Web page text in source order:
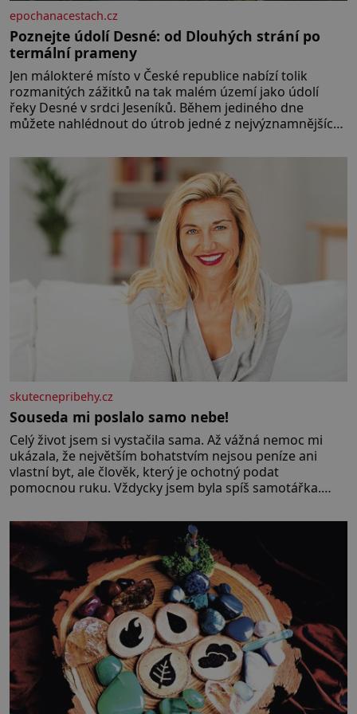
epochanacestach.cz
Poznejte údolí Desné: od Dlouhých strání po
termální prameny
Jen málokteré místo v České republice nabízí tolik
rozmanitých zážitků na tak malém území jako údolí
řeky Desné v srdci Jeseníků. Během jediného dne
můžete nahlédnout do útrob jedné z nejvýznamnějších
hřebeny, projet se na koloběžce a den zakončit
poznáváním památek ve Velkých Losinách nebo v
termálním
skutecnepribehy.cz
Souseda mi poslalo samo nebe!
Celý život jsem si vystačila sama. Až vážná nemoc mi
ukázala, že největším bohatstvím nejsou peníze ani
vlastní byt, ale člověk, který je ochotný podat
pomocnou ruku. Vždycky jsem byla spíš samotářka.
partnera. Stačily mi knihy, práce a hlavně klid. Hned po
studiích jsem odešla z rodného města,